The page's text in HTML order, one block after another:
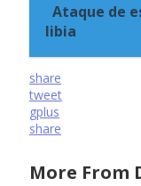
Ataque de
libia
share
tweet
gplus
share
More From